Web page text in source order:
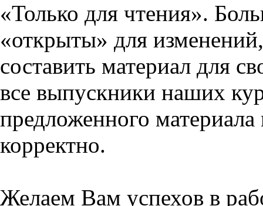
«Только для чтения».
«открыты» для
составить материал для
все выпускники наших
предложенного
корректно.
Желаем Вам успехов в